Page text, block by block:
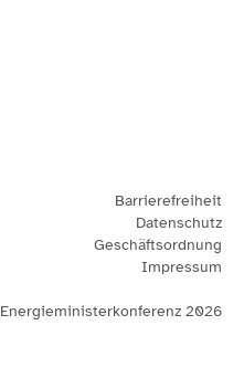
Energieministerkonferenz 2026
Barrierefreiheit
Datenschutz
Geschäftsordnung
Impressum